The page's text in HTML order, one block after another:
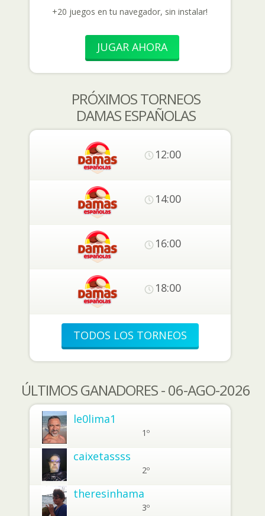
+20 juegos en tu navegador, sin instalar!
JUGAR AHORA
PRÓXIMOS TORNEOS
DAMAS ESPAÑOLAS
12:00
14:00
16:00
18:00
TODOS LOS TORNEOS
ÚLTIMOS GANADORES - 06-AGO-2026
le0lima1
1º
caixetassss
2º
theresinhama
3º